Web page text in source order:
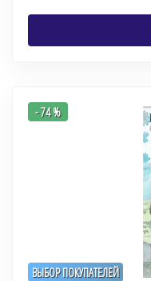
ВЫБОР ПОКУПАТЕЛЕЙ
- 74 %